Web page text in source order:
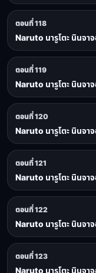
ตอนที่ 118
Naruto นารูโตะ นินจา
ตอนที่ 119
Naruto นารูโตะ นินจา
ตอนที่ 120
Naruto นารูโตะ นินจา
ตอนที่ 121
Naruto นารูโตะ นินจา
ตอนที่ 122
Naruto นารูโตะ นินจา
ตอนที่ 123
Naruto นารูโตะ นินจา